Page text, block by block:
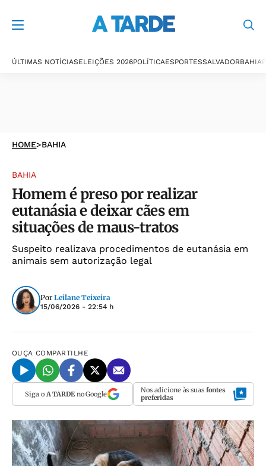
ÚLTIMAS NOTÍCIASELEIÇÕES 2026POLÍTICAESPORTESSALVADORBAHIA
HOME>BAHIA
BAHIA
Homem é preso por realizar
eutanásia e deixar cães em
situações de maus-tratos
Suspeito realizava procedimentos de eutanásia em
animais sem autorização legal
Por Leilane Teixeira
15/06/2026 - 22:54 h
OUÇA COMPARTILHE
Siga o A TARDEno Google Nos adicione às suas fontes
preferidas